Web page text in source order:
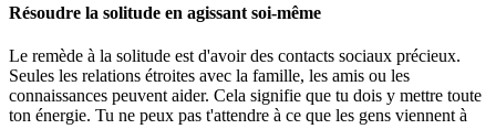
Résoudre la solitude en agissant soi-même
Le remède à la solitude est d'avoir des contacts sociaux précieux.
Seules les relations étroites avec la famille, les amis ou les
connaissances peuvent aider. Cela signifie que tu dois y mettre toute
ton énergie. Tu ne peux pas t'attendre à ce que les gens viennent à